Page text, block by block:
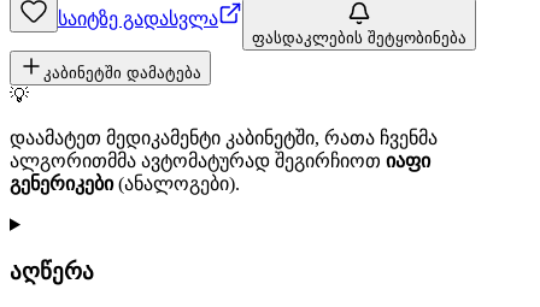
საიტზე გადასვლა
ფასდაკლების შეტყობინება
კაბინეტში დამატება
💡
დაამატეთ მედიკამენტი კაბინეტში, რათა ჩვენმა
ალგორითმმა ავტომატურად შეგირჩიოთ იაფი
გენერიკები(ანალოგები).
აღწერა